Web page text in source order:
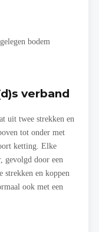
bodem
verband
uit twee strekken en
tot onder met
ketting. Elke
gevolgd door een
strekken en koppen
ook met een